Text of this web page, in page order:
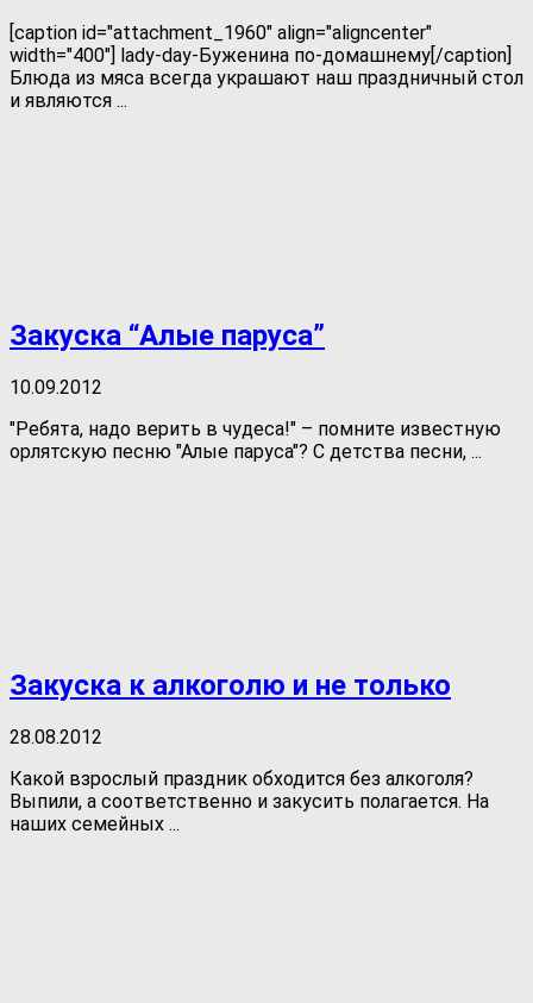
[caption id="attachment_1960" align="aligncenter"
width="400"] lady-day-Буженина по-домашнему[/caption]
Блюда из мяса всегда украшают наш праздничный стол
и являются ...
Закуска “Алые паруса”
10.09.2012
"Ребята, надо верить в чудеса!" – помните известную
орлятскую песню "Алые паруса"? С детства песни, ...
Закуска к алкоголю и не только
28.08.2012
Какой взрослый праздник обходится без алкоголя?
Выпили, а соответственно и закусить полагается. На
наших семейных ...